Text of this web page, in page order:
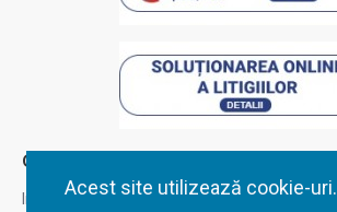
Acest site utilizează cookie-uri.
Contul Meu
Inregistrare